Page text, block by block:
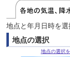
地点と年月日時を
地点の選択
地点の選択